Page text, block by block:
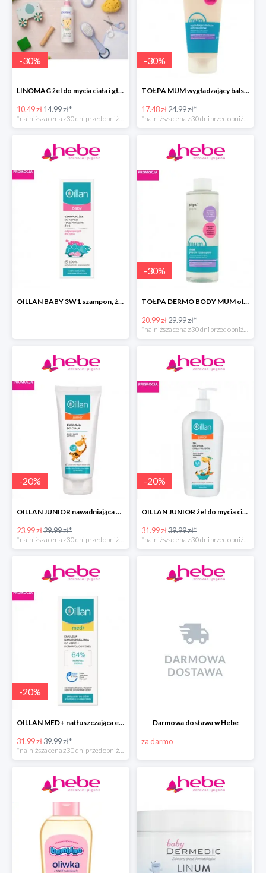
-30%
LINOMAG żel do mycia ciała i głowy dla dzieci i niemowląt
10.49 zł14.99 zł*
*najniższa cena z 30 dni przed obniżką
-30%
TOŁPA MUM wygładzający balsam antycellulitowy do ciała
17.48 zł24.99 zł*
*najniższa cena z 30 dni przed obniżką
OILLAN BABY 3W1 szampon, żel do kąpieli i pod prysznic
-30%
TOŁPA DERMO BODY MUM olejek do ciała przeciw rozstępom
20.99 zł29.99 zł*
-20%
OILLAN JUNIOR nawadniająca emulsja do ciała
23.99 zł29.99 zł*
*najniższa cena z 30 dni przed obniżką
-20%
OILLAN JUNIOR żel do mycia ciała i włosów
31.99 zł39.99 zł*
*najniższa cena z 30 dni przed obniżką
-20%
OILLAN MED+ natłuszczająca emulsja do kąpieli, 500 ml
31.99 zł39.99 zł*
Darmowa dostawa w Hebe
za darmo